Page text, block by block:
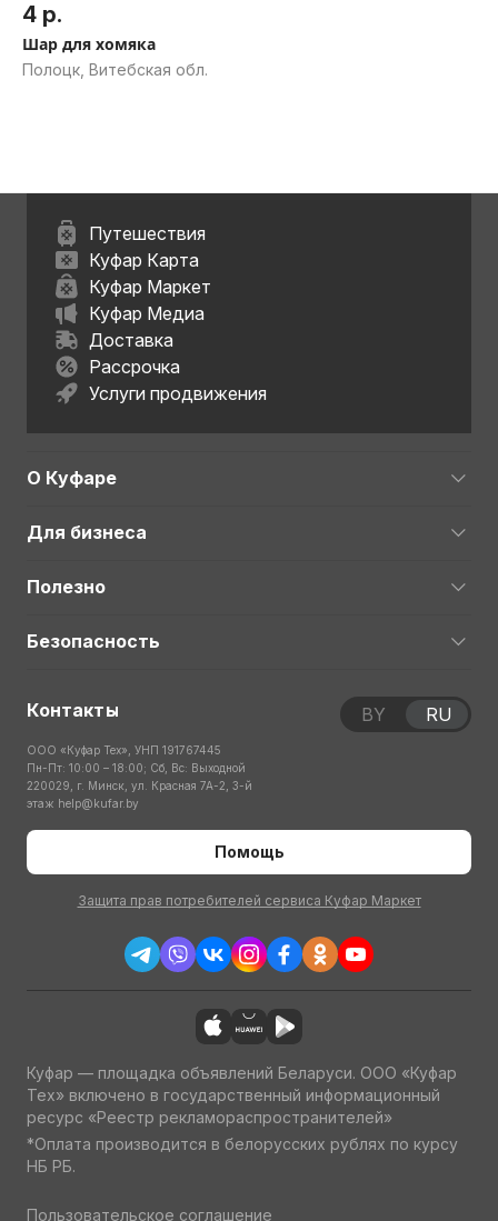
4 р.
Шар для хомяка
Полоцк, Витебская обл.
Путешествия
Куфар Карта
Куфар Маркет
Куфар Медиа
Доставка
Рассрочка
Услуги продвижения
О Куфаре
Для бизнеса
Полезно
Безопасность
Контакты
ООО «Куфар Тех», УНП 191767445
Пн-Пт: 10:00 – 18:00; Сб, Вс: Выходной
220029, г. Минск, ул. Красная 7А-2, 3-й
этаж help@kufar.by
Помощь
Защита прав потребителей сервиса Куфар Маркет
BY RU
Куфар — площадка объявлений Беларуси. ООО «Куфар
Тех» включено в государственный информационный
ресурс «Реестр рекламораспространителей»
*Оплата производится в белорусских рублях по курсу
НБ РБ.
Пользовательское соглашение